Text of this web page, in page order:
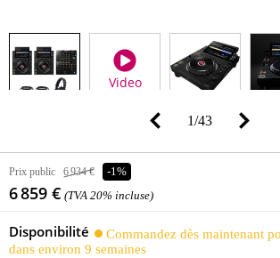
Video
1/43
Prix public 6 934 € -1%
6 859 € (TVA 20% incluse)
Disponibilité
Commandez dès maintenant
dans environ 9 semaines